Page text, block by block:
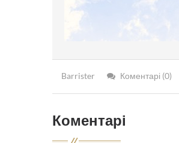
Barrister Коментарі (0)
Коментарі